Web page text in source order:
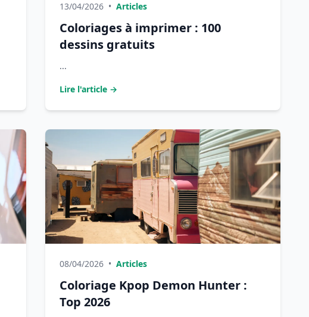
13/04/2026 • Articles
Coloriages à imprimer : 100
dessins gratuits
...
Lire l'article →
08/04/2026 • Articles
Coloriage Kpop Demon Hunter :
Top 2026